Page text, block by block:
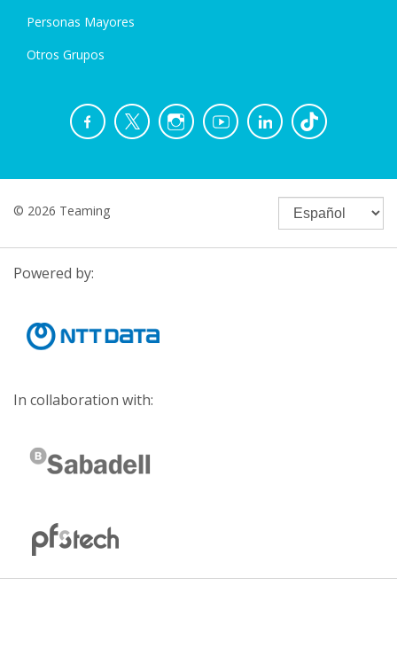
Personas Mayores
Otros Grupos
© 2026 Teaming
Powered by:
In collaboration with: